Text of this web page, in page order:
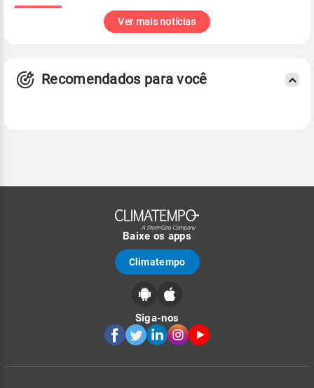
Ver mais notícias
Recomendados para você
Baixe os apps
Climatempo
Siga-nos